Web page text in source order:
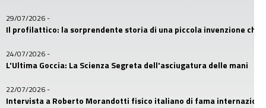
29/07/2026-
Il profilattico: la sorprendente storia di una piccola invenzione
24/07/2026-
L'Ultima Goccia: La Scienza Segreta dell'asciugatura delle mani
22/07/2026-
Intervista a Roberto Morandotti fisico italiano di fama